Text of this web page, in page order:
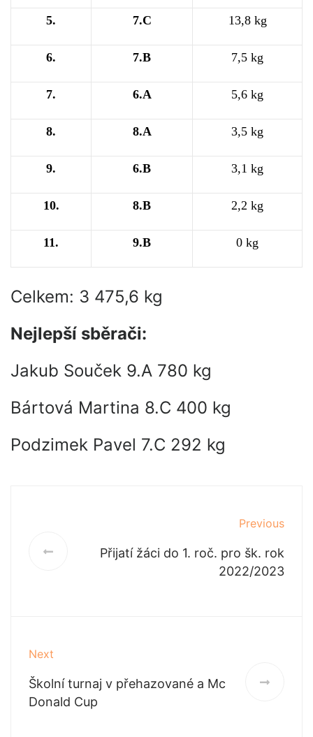
5. 7.C 13,8 kg
6. 7.B 7,5 kg
7. 6.A 5,6 kg
8. 8.A 3,5 kg
9. 6.B 3,1 kg
10. 8.B 2,2 kg
11. 9.B 0 kg
Celkem: 3 475,6 kg
Nejlepší sběrači:
Jakub Souček 9.A 780 kg
Bártová Martina 8.C 400 kg
Podzimek Pavel 7.C 292 kg
Previous
Přijatí žáci do 1. roč. pro šk. rok
2022/2023
Next
Školní turnaj v přehazované a Mc
Donald Cup